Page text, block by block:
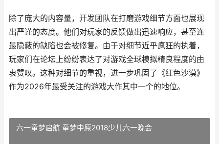
除了庞大的内容量，开发团队在打磨游戏细节方面也展现
出严谨的态度。他们对玩家的反馈做出迅速响应，甚至连
最隐蔽的缺陷也会被修复。由于对细节近乎疯狂的执着，
玩家们在论坛上纷纷表达了对游戏全球模拟精良程度的由
衷赞叹。这种对细节的重视，进一步巩固了《红色沙漠》
作为2026年最受关注的游戏大作其中一个的地位。
六一童梦启航 童梦中原2018少儿六一晚会